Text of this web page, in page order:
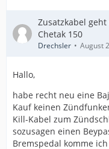
Zusatzkabel
Chetak 150
Drechsler August
Hallo,
habe recht neu eine
Kauf keinen
Kill-Kabel zum
sozusagen einen
Bremspedal komme